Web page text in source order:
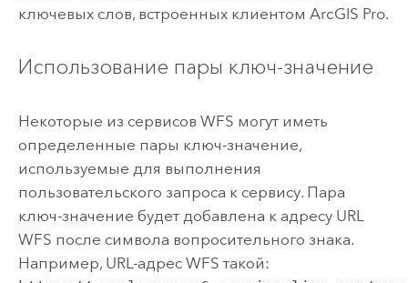
ключевых слов, встроенных клиентом ArcGIS Pro.
Использование пары ключ-значение
Некоторые из сервисов WFS могут иметь
определенные пары ключ-значение,
используемые для выполнения
пользовательского запроса к сервису. Пара
ключ-значение будет добавлена к адресу URL
WFS после символа вопросительного знака.
Например, URL-адрес WFS такой: